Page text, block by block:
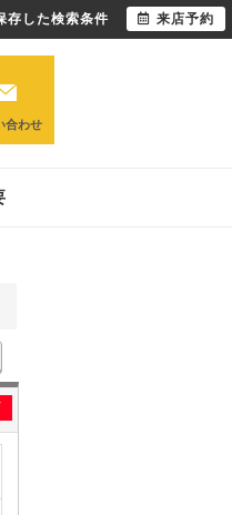
合わせ
存した検索条件 来店予約